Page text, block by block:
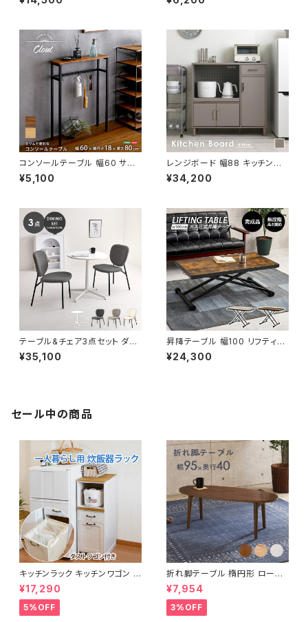
人暮らし 新生活 幅90
ラーボックス マルチラック 組合
コンソールテーブル 幅60 サイ
ドテーブル カウンターテーブル
テーブル インダストリアル ブル
¥5,100
レンジボード 幅88 キッチンカ
ウンター キッチンボード レンジ
台 キッチン収納 食器棚 レンジ
¥34,200
テーブル&チェア3点セット ダイ
ニングセット カフェテーブル ダ
イニングチェア ブークレ生地 新
¥35,100
昇降テーブル 幅100 リフティン
グテーブル サイドテーブル ソフ
ァテーブル 無段階調節 ガス圧
¥24,300
セール中の商品
キッチンラック キッチンワゴン キ
ャスター付き 収納ラック 一人暮
らし スリムキッチンラック 幅30
cm 完成品
¥17,290
5%OFF
折れ脚テーブル 楕円形 ローテ
ーブル センターテーブル リビン
グテーブル 天然木 幅95 3色展
開
¥7,954
3%OFF